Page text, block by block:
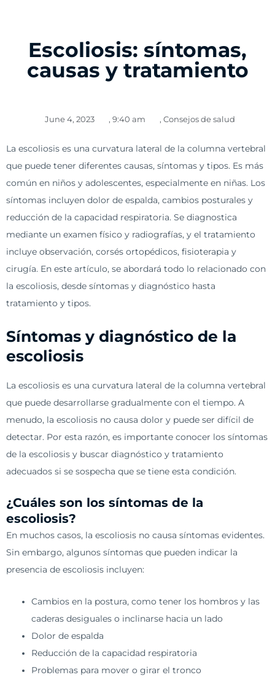
Escoliosis: síntomas,
causas y tratamiento
June 4, 2023 , 9:40 am , Consejos de salud
La escoliosis es una curvatura lateral de la columna vertebral
que puede tener diferentes causas, síntomas y tipos. Es más
común en niños y adolescentes, especialmente en niñas. Los
síntomas incluyen dolor de espalda, cambios posturales y
reducción de la capacidad respiratoria. Se diagnostica
mediante un examen físico y radiografías, y el tratamiento
incluye observación, corsés ortopédicos, fisioterapia y
cirugía. En este artículo, se abordará todo lo relacionado con
la escoliosis, desde síntomas y diagnóstico hasta
tratamiento y tipos.
Síntomas y diagnóstico de la
escoliosis
La escoliosis es una curvatura lateral de la columna vertebral
que puede desarrollarse gradualmente con el tiempo. A
menudo, la escoliosis no causa dolor y puede ser difícil de
detectar. Por esta razón, es importante conocer los síntomas
de la escoliosis y buscar diagnóstico y tratamiento
adecuados si se sospecha que se tiene esta condición.
¿Cuáles son los síntomas de la
escoliosis?
En muchos casos, la escoliosis no causa síntomas evidentes.
Sin embargo, algunos síntomas que pueden indicar la
presencia de escoliosis incluyen:
Cambios en la postura, como tener los hombros y las
caderas desiguales o inclinarse hacia un lado
Dolor de espalda
Reducción de la capacidad respiratoria
Problemas para mover o girar el tronco